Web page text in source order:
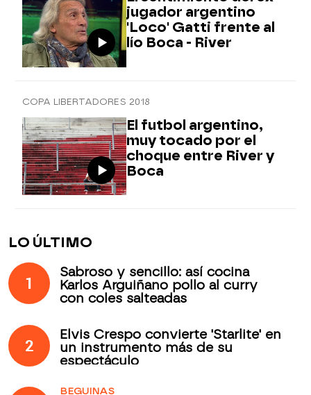
jugador argentino
'Loco' Gatti frente al
lío Boca - River
COPA LIBERTADORES 2018
El futbol argentino,
muy tocado por el
choque entre River y
Boca
LO ÚLTIMO
1
Sabroso y sencillo: así cocina
Karlos Arguiñano pollo al curry
con coles salteadas
2
Elvis Crespo convierte 'Starlite' en
un instrumento más de su
espectáculo
BEGUINAS